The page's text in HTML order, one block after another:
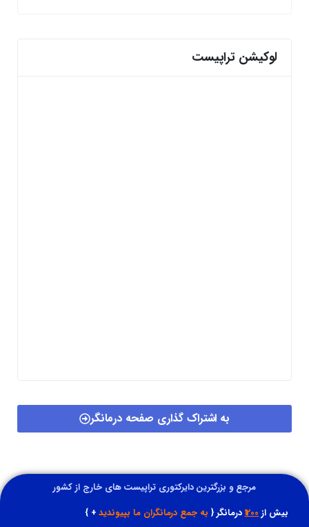
لوکیشن تراپیست
به اشتراک گذاری صفحه درمانگر
مرجع و بزرگترین دایرکتوری تراپیست های خارج از کشور
بیش از1200درمانگر { به جمع درمانگران ما بپیوندید+ }